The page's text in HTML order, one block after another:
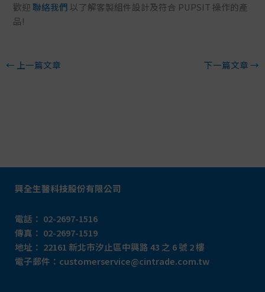
歡迎聯絡我們以了解客製組件設計及符合 PUPSIT 操作的產
品!
← 上一篇文章 下一篇文章→
興全生醫科技股份有限公司
電話： 02-2697-1516
傳真： 02-2697-1519
地址： 22161 新北市汐止區中興路 43 之 6 號 2 樓
電子郵件： customerservice@cintrade.com.tw